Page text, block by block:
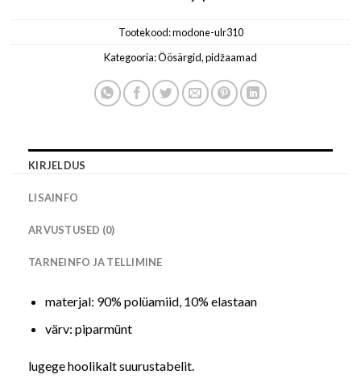
Tootekood:modone-ulr310
Kategooria:Öösärgid, pidžaamad
KIRJELDUS
LISAINFO
ARVUSTUSED (0)
TARNEINFO JA TELLIMINE
materjal: 90% polüamiid, 10% elastaan
värv: piparmünt
lugege hoolikalt suurustabelit.